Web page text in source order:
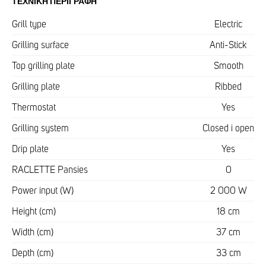
Grill type Electric
Grilling surface Anti-Stick
Top grilling plate Smooth
Grilling plate Ribbed
Thermostat Yes
Grilling system Closed i open
Drip plate Yes
RACLETTE Pansies 0
Power input (W) 2 000 W
Height (cm) 18 cm
Width (cm) 37 cm
Depth (cm) 33 cm